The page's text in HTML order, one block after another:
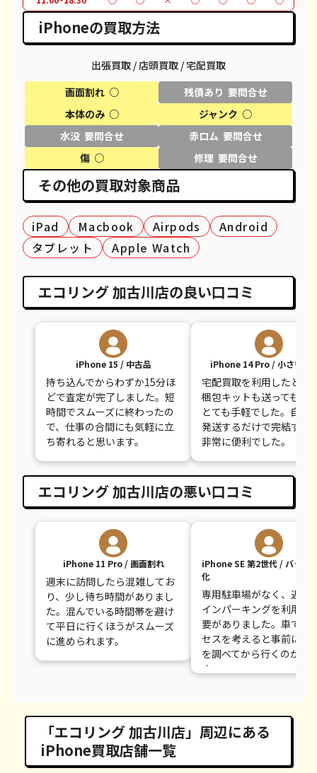
iPhone 11 Pro Max
iPhone XS
iPhone XS Max
iPhone X
iPhone 8 Plus
iPhone 8
iPhone 7
iPhone 7 Plus
都度見積(非公開)
都度見積(非公開)
都度見積(非公開)
都度見積(非公開)
都度見積(非公開)
都度見積(非公開)
都度見積(非公開)
都度見積(非公開)
¥39,600
¥20,600
¥26,100
¥14,100
¥9,100
¥12,100
iPhoneの買取方法
出張買取 / 店頭買取 / 宅配買取
画面割れ ○
残債あり 要問合せ
本体のみ ○
ジャンク ○
水没 要問合せ
赤ロム 要問合せ
傷 ○
修理 要問合せ
その他の買取対象商品
iPad Macbook Airpods
Android
タブレット
Apple Watch
エコリング 加古川店の良い口コミ
iPhone 15 / 中古品
持ち込んでからわずか15分ほ
どで査定が完了しました。短
時間でスムーズに終わったの
で、仕事の合間にも気軽に立
ち寄れると思います。
iPhone 14 Pro / 小さい傷
宅配買取を利用したとこ
梱包キットも送ってもら
とても手軽でした。自宅
発送するだけで完結する
非常に便利でした。
エコリング 加古川店の悪い口コミ
iPhone 11 Pro / 画面割れ
週末に訪問したら混雑してお
り、少し待ち時間がありまし
た。混んでいる時間帯を避け
て平日に行くほうがスムーズ
に進められます。
iPhone SE 第2世代 / バッテ
化
専用駐車場がなく、近く
インパーキングを利用す
要がありました。車での
セスを考えると事前に駐
を調べてから行くのがよ
す。
「エコリング 加古川店」周辺にある
iPhone買取店舗一覧